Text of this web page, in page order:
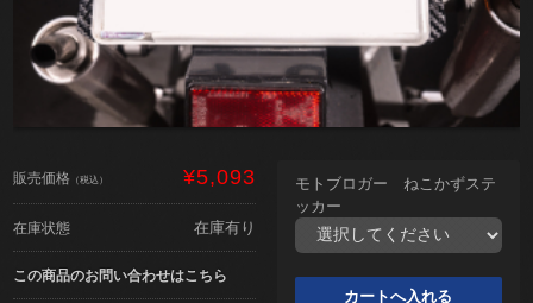
販売価格 （税込） ¥5,093
在庫状態 在庫有り
この商品のお問い合わせはこちら
モトブロガー ねこかずステ
ッカー